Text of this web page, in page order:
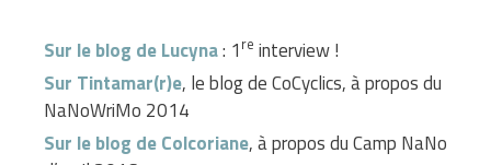
Sur le blog de Lucyna: 1 re interview !
Sur Tintamar(r)e, le blog de CoCyclics, à propos du
NaNoWriMo 2014
Sur le blog de Colcoriane, à propos du Camp NaNo